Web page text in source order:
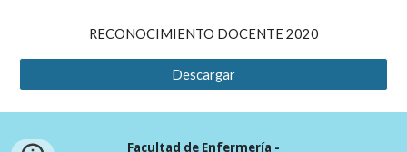
RECONOCIMIENTO DOCENTE 2020
Descargar
Facultad de Enfermería -